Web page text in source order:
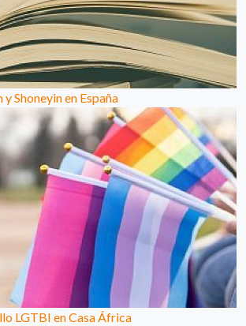
y Shoneyin en España
LGTBI en Casa África